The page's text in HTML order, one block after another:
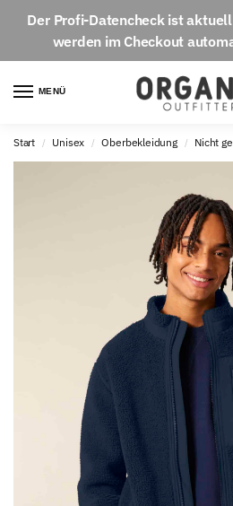
Der Profi-Datencheckist aktuell
werden im Checkout
MENÜ
Start / Unisex / Oberbekleidung / Nicht